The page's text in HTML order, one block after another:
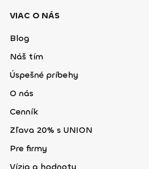
VIAC O NÁS
Blog
Náš tím
Úspešné príbehy
O nás
Cenník
Zľava 20% s UNION
Pre firmy